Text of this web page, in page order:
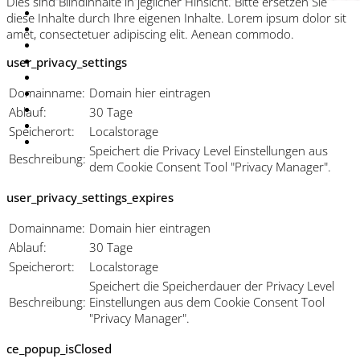
diese Inhalte durch Ihre eigenen Inhalte. Lorem ipsum dolor sit
amet, consectetuer adipiscing elit. Aenean commodo.
user_privacy_settings
Domainname: Domain hier eintragen
Ablauf:
30 Tage
Speicherort:
Localstorage
Beschreibung: Speichert die Privacy Level Einstellungen aus
dem Cookie Consent Tool "Privacy Manager".
user_privacy_settings_expires
Domainname: Domain hier eintragen
Ablauf:
30 Tage
Speicherort:
Localstorage
Beschreibung:
Speichert die Speicherdauer der Privacy Level
Einstellungen aus dem Cookie Consent Tool
"Privacy Manager".
ce_popup_isClosed